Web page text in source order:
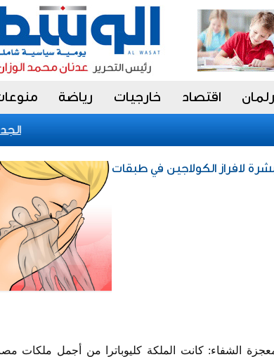
اقتصاد خارجيات رياضة
لافراز الكولاجين في طبقات
الشفاء: كانت الملكة كليوباترا من أجمل ملكات